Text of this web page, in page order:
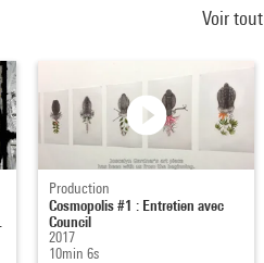
Voir tout
Production
Cosmopolis #1 : Entretien avec
Council
2017
10min 6s